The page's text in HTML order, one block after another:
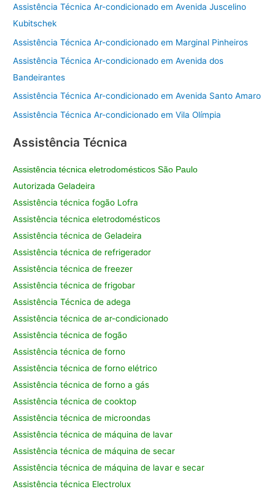
Assistência Técnica Ar-condicionado em Avenida Juscelino
Kubitschek
Assistência Técnica Ar-condicionado em Marginal Pinheiros
Assistência Técnica Ar-condicionado em Avenida dos
Bandeirantes
Assistência Técnica Ar-condicionado em Avenida Santo Amaro
Assistência Técnica Ar-condicionado em Vila Olímpia
Assistência Técnica
Assistência técnica eletrodomésticos São Paulo
Autorizada Geladeira
Assistência técnica fogão Lofra
Assistência técnica eletrodomésticos
Assistência técnica de Geladeira
Assistência técnica de refrigerador
Assistência técnica de freezer
Assistência técnica de frigobar
Assistência Técnica de adega
Assistência técnica de ar-condicionado
Assistência técnica de fogão
Assistência técnica de forno
Assistência técnica de forno elétrico
Assistência técnica de forno a gás
Assistência técnica de cooktop
Assistência técnica de microondas
Assistência técnica de máquina de lavar
Assistência técnica de máquina de secar
Assistência técnica de máquina de lavar e secar
Assistência técnica Electrolux